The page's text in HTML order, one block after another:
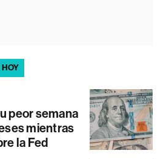
peor semana
mientras
la Fed